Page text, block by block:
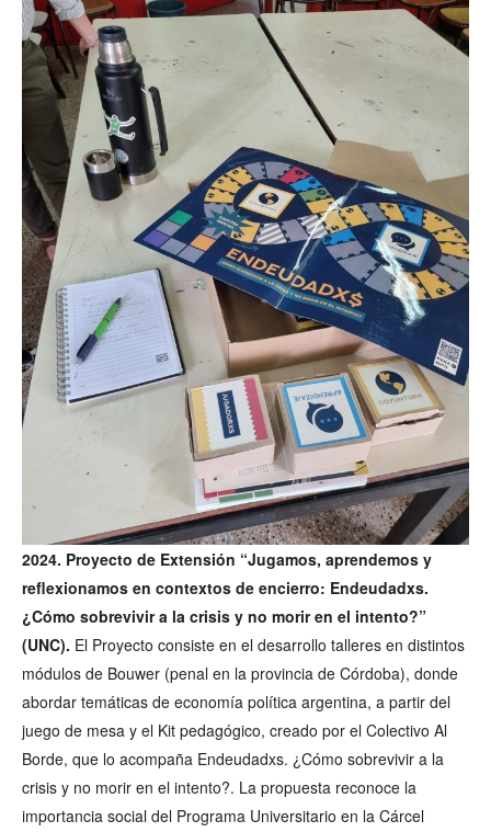
2024. Proyecto de Extensión “Jugamos, aprendemos y
reflexionamos en contextos de encierro: Endeudadxs.
¿Cómo sobrevivir a la crisis y no morir en el intento?”
(UNC). El Proyecto consiste en el desarrollo talleres en distintos
módulos de Bouwer (penal en la provincia de Córdoba), donde
abordar temáticas de economía política argentina, a partir del
juego de mesa y el Kit pedagógico, creado por el Colectivo Al
Borde, que lo acompaña Endeudadxs. ¿Cómo sobrevivir a la
crisis y no morir en el intento?. La propuesta reconoce la
importancia social del Programa Universitario en la Cárcel